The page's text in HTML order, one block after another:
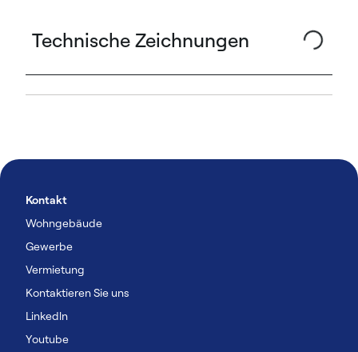
Technische Zeichnungen
Kontakt
Wohngebäude
Gewerbe
Vermietung
Kontaktieren Sie uns
Linkedln
Youtube